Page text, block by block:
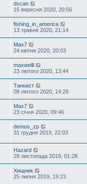
dscan
15 вересня 2020, 20:56
fishing_in_america
13 травня 2020, 21:14
Max7
24 квітня 2020, 20:03
maxwelll
23 лютого 2020, 13:44
Танкист
08 лютого 2020, 14:28
Max7
23 січня 2020, 09:46
demos_zp
31 грудня 2019, 22:03
Hazard
28 листопада 2019, 01:28
Хищник
25 липня 2019, 19:23